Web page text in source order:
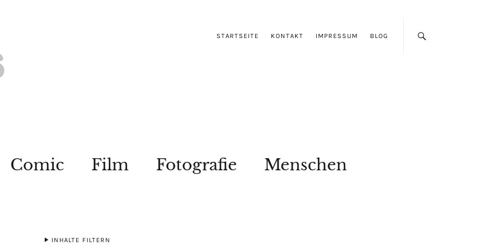
STARTSEITE KONTAKT IMPRESSUM BLOG
Comic Film Fotografie Menschen
INHALTE FILTERN